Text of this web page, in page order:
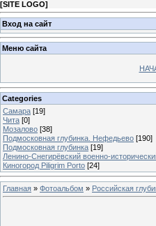
[SITE LOGO]
Вход на сайт
Меню сайта
Categories
Самара [19]
Чита [0]
Мозалово [38]
Подмосковная глубинка. Нефедьево [190]
Подмосковная глубинка [19]
Ленино-Снегирёвский военно-
Киногород Piligrim Porto [24]
Главная » Фотоальбом » Российская